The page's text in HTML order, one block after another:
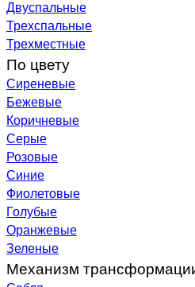
Двуспальные
Трехспальные
Трехместные
По цвету
Сиреневые
Бежевые
Коричневые
Серые
Розовые
Синие
Фиолетовые
Голубые
Оранжевые
Зеленые
Механизм